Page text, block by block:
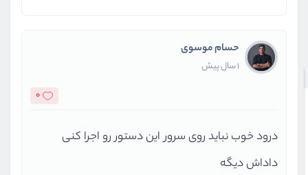
حسام موسوی
1 سال پیش
0
درود خوب نباید روی سرور این دستور رو اجرا کنی
داداش دیگه